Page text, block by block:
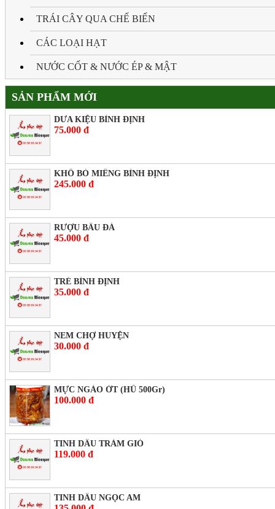
TRÁI CÂY QUA CHẾ BIẾN
CÁC LOẠI HẠT
NƯỚC CỐT & NƯỚC ÉP & MẬT
SẢN PHẨM MỚI
DƯA KIỆU BÌNH ĐỊNH
75.000 đ
KHÔ BÒ MIẾNG BÌNH ĐỊNH
245.000 đ
RƯỢU BẦU ĐÁ
45.000 đ
TRÉ BÌNH ĐỊNH
35.000 đ
NEM CHỢ HUYỆN
30.000 đ
MỰC NGÀO ỚT (HŨ 500Gr)
100.000 đ
TINH DẦU TRÀM GIÓ
119.000 đ
TINH DẦU NGỌC AM